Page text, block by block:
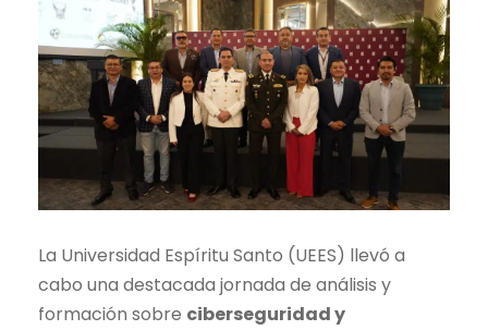
La Universidad Espíritu Santo (UEES) llevó a
cabo una destacada jornada de análisis y
formación sobre ciberseguridad y